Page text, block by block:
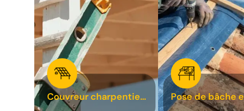
Couvreur charpentier
31
Pose de bâche
bâchage de